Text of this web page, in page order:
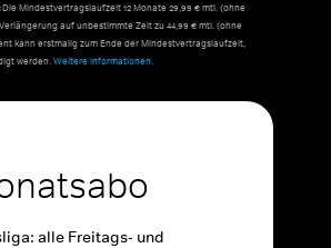
Die Mindestvertragslaufzeit 12 Monate 29,99 € mtl. (ohne
auf unbestimmte Zeit zu 44,99 € mtl. (ohne
kann erstmalig zum Ende der Mindestvertragslaufzeit,
werden.Weitere Informationen.
alle Freitags- und